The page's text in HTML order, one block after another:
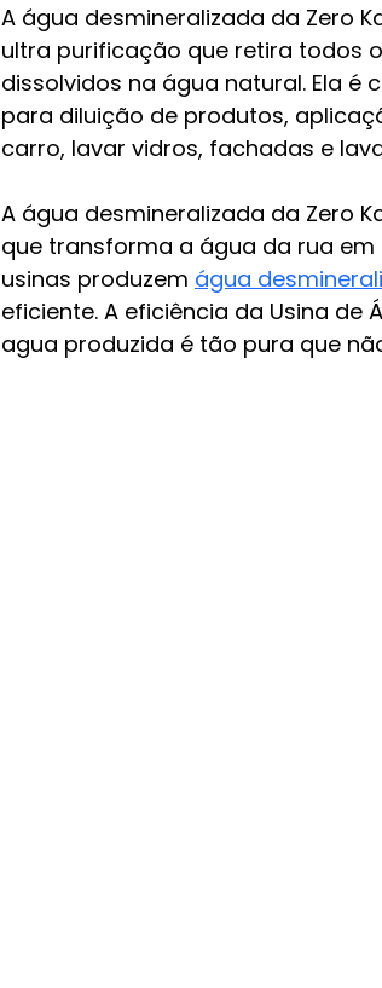
A água desmineralizada da Zero
ultra purificação que retira todos
dissolvidos na água natural. Ela
para diluição de produtos,
carro, lavar vidros, fachadas e
A água desmineralizada da Zero
que transforma a água da rua em
usinas produzem água
eficiente. A eficiência da Usina de
agua produzida é tão pura que